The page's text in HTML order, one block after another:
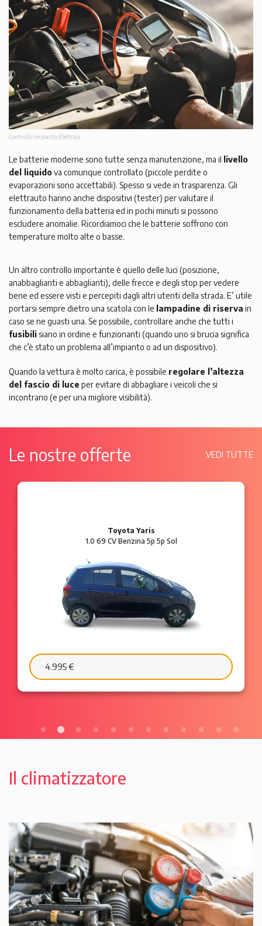
Controllo Impianto Elettrico
Le batterie moderne sono tutte senza manutenzione, ma il livello
del liquidova comunque controllato (piccole perdite o
evaporazioni sono accettabili). Spesso si vede in trasparenza. Gli
elettrauto hanno anche dispositivi (tester) per valutare il
funzionamento della batteria ed in pochi minuti si possono
escludere anomalie. Ricordiamoci che le batterie soffrono con
temperature molto alte o basse.
Un altro controllo importante è quello delle luci (posizione,
anabbaglianti e abbaglianti), delle frecce e degli stop per vedere
bene ed essere visti e percepiti dagli altri utenti della strada. E’ utile
portarsi sempre dietro una scatola con le lampadine di riserva in
caso se ne guasti una. Se possibile, controllare anche che tutti i
fusibilisiano in ordine e funzionanti (quando uno si brucia significa
che c’è stato un problema all’impianto o ad un dispositivo).
Quando la vettura è molto carica, è possibile regolare l’altezza
del fascio di luce per evitare di abbagliare i veicoli che si
incontrano (e per una migliore visibilità).
Le nostre offerte VEDI TUTTE
Ford Ka
1.2 8V 69 CV Benzina 3p Plus
6.595 €
Il climatizzatore